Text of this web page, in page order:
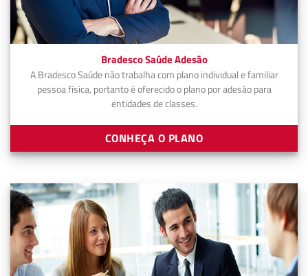
Bradesco Saúde Adesão
A Bradesco Saúde não trabalha com plano individual e familiar
pessoa física, portanto é oferecido o plano por adesão para
entidades de classes.
CONHEÇA O PLANO